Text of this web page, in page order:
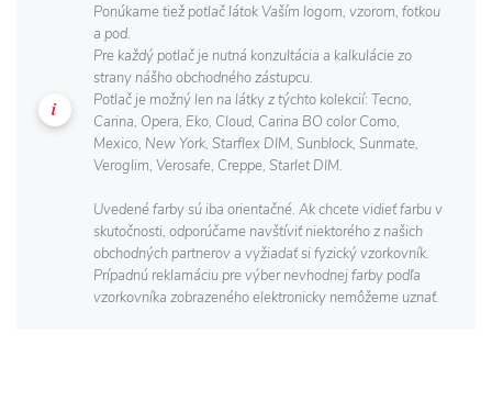
Ponúkame tiež potlač látok Vaším logom, vzorom, fotkou
a pod.
Pre každý potlač je nutná konzultácia a kalkulácie zo
strany nášho obchodného zástupcu.
Potlač je možný len na látky z týchto kolekcií: Tecno,
Carina, Opera, Eko, Cloud, Carina BO color Como,
Mexico, New York, Starflex DIM, Sunblock, Sunmate,
Veroglim, Verosafe, Creppe, Starlet DIM.
Uvedené farby sú iba orientačné. Ak chcete vidieť farbu v
skutočnosti, odporúčame navštíviť niektorého z našich
obchodných partnerov a vyžiadať si fyzický vzorkovník.
Prípadnú reklamáciu pre výber nevhodnej farby podľa
vzorkovníka zobrazeného elektronicky nemôžeme uznať.